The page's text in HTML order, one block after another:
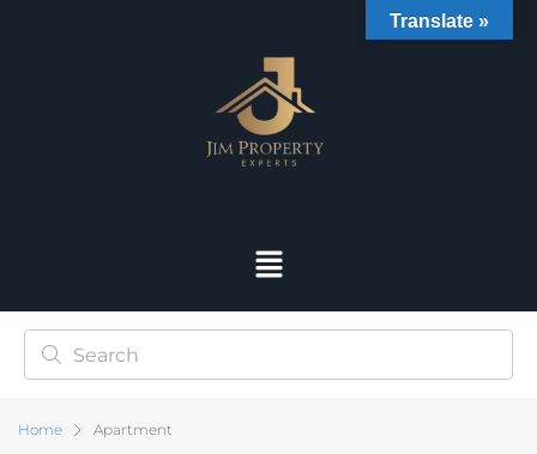
Home Apartment
Translate »